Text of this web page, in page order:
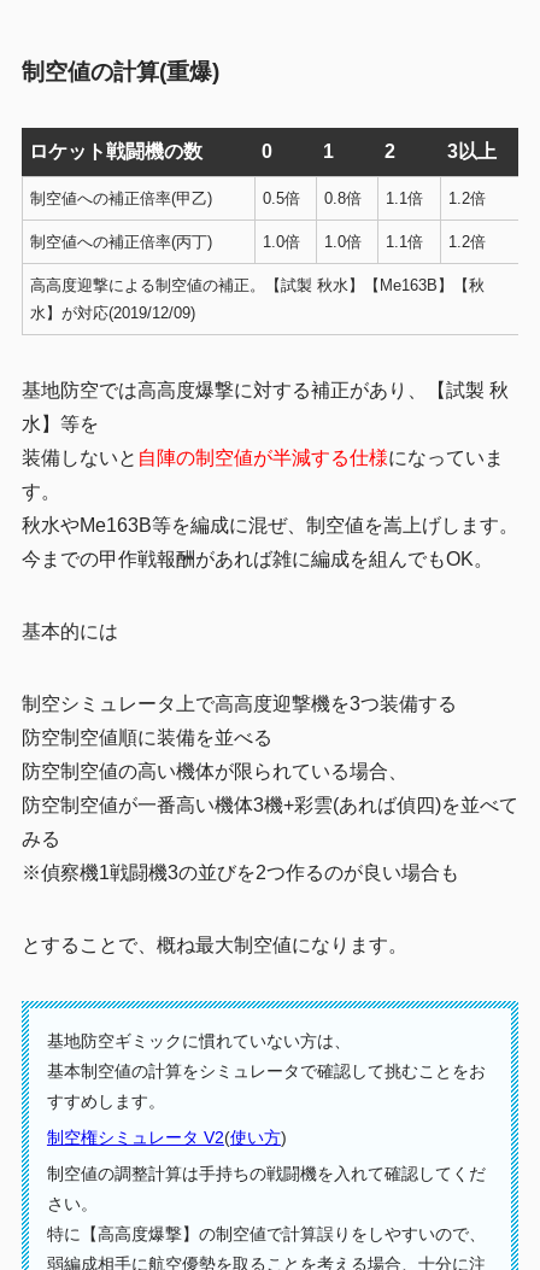
制空値の計算(重爆)
ロケット戦闘機の数 0 1 2 3以上
制空値への補正倍率(甲乙) 0.5倍 0.8倍 1.1倍 1.2倍
制空値への補正倍率(丙丁) 1.0倍 1.0倍 1.1倍 1.2倍
高高度迎撃による制空値の補正。【試製 秋水】【Me163B】【秋
水】が対応(2019/12/09)
基地防空では高高度爆撃に対する補正があり、【試製 秋
水】等を
装備しないと 自陣の制空値が半減する仕様になっていま
す。
秋水やMe163B等を編成に混ぜ、制空値を嵩上げします。
今までの甲作戦報酬があれば雑に編成を組んでもOK。
基本的には
制空シミュレータ上で高高度迎撃機を3つ装備する
防空制空値順に装備を並べる
防空制空値の高い機体が限られている場合、
防空制空値が一番高い機体3機+彩雲(あれば偵四)を並べて
みる
※偵察機1戦闘機3の並びを2つ作るのが良い場合も
とすることで、概ね最大制空値になります。
基地防空ギミックに慣れていない方は、
基本制空値の計算をシミュレータで確認して挑むことをお
すすめします。
制空権シミュレータ V2(使い方)
制空値の調整計算は手持ちの戦闘機を入れて確認してくだ
さい。
特に【高高度爆撃】の制空値で計算誤りをしやすいので、
弱編成相手に航空優勢を取ることを考える場合、十分に注